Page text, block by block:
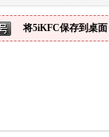
将5iKFC保存到桌面